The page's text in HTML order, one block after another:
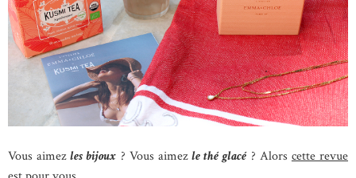
Vous aimezles bijoux ? Vous aimezle thé glacé? Alors cette revue